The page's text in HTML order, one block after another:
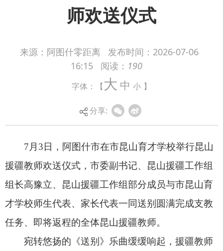
师欢送仪式
来源：阿图什零距离 发布时间： 2026-07-06
16:15
阅读： 190
字体：【大 中 小 】
分享:
7月3日，阿图什市在市昆山育才学校举行昆山
援疆教师欢送仪式，市委副书记、昆山援疆工作组
组长高豫立、昆山援疆工作组部分成员与市昆山育
才学校师生代表、家长代表一同送别圆满完成支教
宛转悠扬 的《送别》乐曲缓缓响起，援疆教师
们穿过师生列队相送的长廊。温润绵长的旋律，娓
娓道来两年朝夕相伴的珍贵时光，一字一句饱含各
族师生发自内心的感恩与不舍。现场为援疆教师送
谢全体支教教师的倾情付出。
阿图什市昆山育才学校教师阿依提拉·图尔迪感